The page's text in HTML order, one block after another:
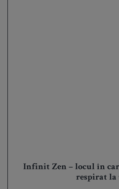
Infinit Zen – locul în
respirat la